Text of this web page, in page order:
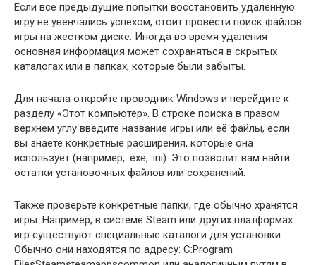
Если все предыдущие попытки восстановить удаленную
игру не увенчались успехом, стоит провести поиск файлов
игры на жестком диске. Иногда во время удаления
основная информация может сохраняться в скрытых
каталогах или в папках, которые были забыты.
Для начала откройте проводник Windows и перейдите к
разделу «Этот компьютер». В строке поиска в правом
верхнем углу введите название игры или её файлы, если
вы знаете конкретные расширения, которые она
использует (например, .exe, .ini). Это позволит вам найти
остатки установочных файлов или сохранений.
Также проверьте конкретные папки, где обычно хранятся
игры. Например, в системе Steam или других платформах
игр существуют специальные каталоги для установки.
Обычно они находятся по адресу: C:Program